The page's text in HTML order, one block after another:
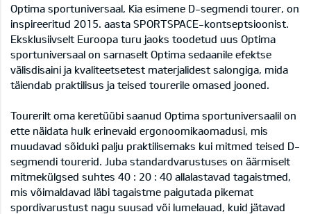
Optima sportuniversaal, Kia esimene D-segmendi tourer, on
inspireeritud 2015. aasta SPORTSPACE-kontseptsioonist.
Eksklusiivselt Euroopa turu jaoks toodetud uus Optima
sportuniversaal on sarnaselt Optima sedaanile efektse
välisdisaini ja kvaliteetsetest materjalidest salongiga, mida
täiendab praktilisus ja teised tourerile omased jooned.
Tourerilt oma keretüübi saanud Optima sportuniversaalil on
ette näidata hulk erinevaid ergonoomikaomadusi, mis
muudavad sõiduki palju praktilisemaks kui mitmed teised D-
segmendi tourerid. Juba standardvarustuses on äärmiselt
mitmekülgsed suhtes 40 : 20 : 40 allalastavad tagaistmed,
mis võimaldavad läbi tagaistme paigutada pikemat
spordivarustust nagu suusad või lumelauad, kuid jätavad